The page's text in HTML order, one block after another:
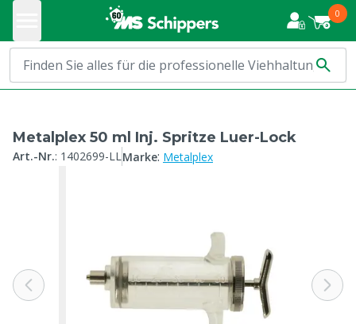
0
Metalplex 50 ml Inj. Spritze Luer-Lock
Art.-Nr.: 1402699-LLMarke: Metalplex